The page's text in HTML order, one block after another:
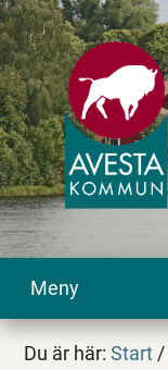
Meny
Du är här:Start /